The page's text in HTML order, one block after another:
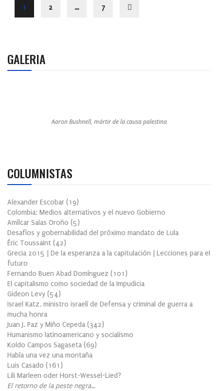
1 2 … 7
GALERIA
Aaron Bushnell, mártir de la causa palestina
COLUMNISTAS
Alexander Escobar (19)
Colombia: Medios alternativos y el nuevo Gobierno
Amílcar Salas Oroño (5)
Desafíos y gobernabilidad del próximo mandato de Lula
Éric Toussaint (42)
Grecia 2015 | De la esperanza a la capitulación | Lecciones para el
futuro
Fernando Buen Abad Domínguez (101 )
El capitalismo como sociedad de la Impudicia
Gideon Levy (54)
Israel Katz, ministro israelí de Defensa y criminal de guerra a
mucha honra
Juan J. Paz y Miño Cepeda (342)
Humanismo latinoamericano y socialismo
Koldo Campos Sagaseta (69)
Había una vez una montaña
Luis Casado (161 )
Lili Marleen oder Horst-Wessel-Lied?
El retorno de la peste negra…